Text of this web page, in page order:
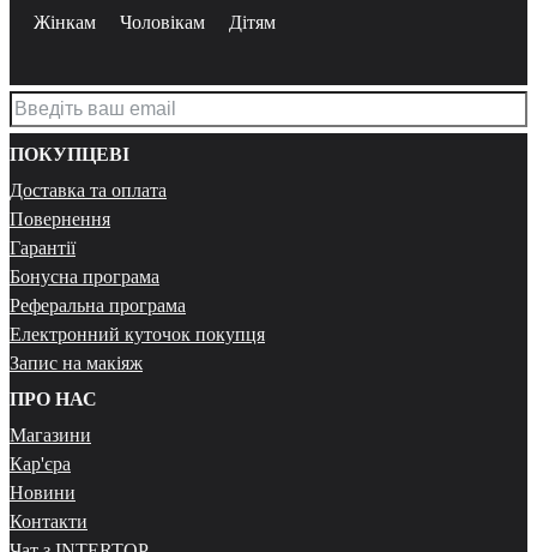
Жінкам Чоловікам Дітям
ПОКУПЦЕВІ
Доставка та оплата
Повернення
Гарантії
Бонусна програма
Реферальна програма
Електронний куточок покупця
Запис на макіяж
ПРО НАС
Магазини
Кар'єра
Новини
Контакти